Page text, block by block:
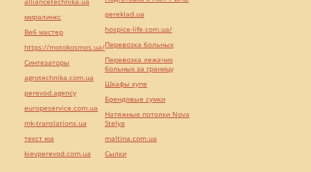
миралинкс
Веб мастер
https://motokosmos.ua/
Синтезаторы
agrotechnika.com.ua
perevod.agency
europeservice.com.ua
mk-translations.ua
текст юа
kievperevod.com.ua
pereklad.ua
hospice-life.com.ua/
Перевозка больных
Перевозка лежачих
больных за границу
Шкафы купе
Брендовые сумки
Натяжные потолки Nova
Stelya
maltina.com.ua
Cылки